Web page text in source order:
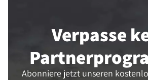
Verpasse
Abonniere jetzt unseren